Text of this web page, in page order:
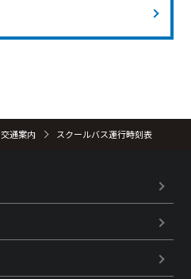
交通案内 スクールバス運行時刻表